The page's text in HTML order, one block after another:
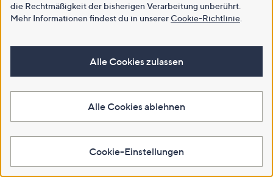
die Rechtmäßigkeit der bisherigen Verarbeitung unberührt.
Mehr Informationen findest du in unsererCookie-Richtlinie
Alle Cookies zulassen
Alle Cookies ablehnen
Cookie-Einstellungen